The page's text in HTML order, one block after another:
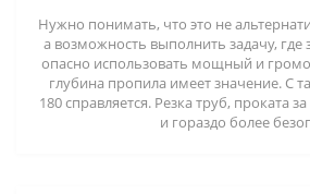
Нужно понимать, что это не
а возможность выполнить задачу, где
опасно использовать мощный и
глубина пропила имеет значение. С
180 справляется. Резка труб, проката
и гораздо более